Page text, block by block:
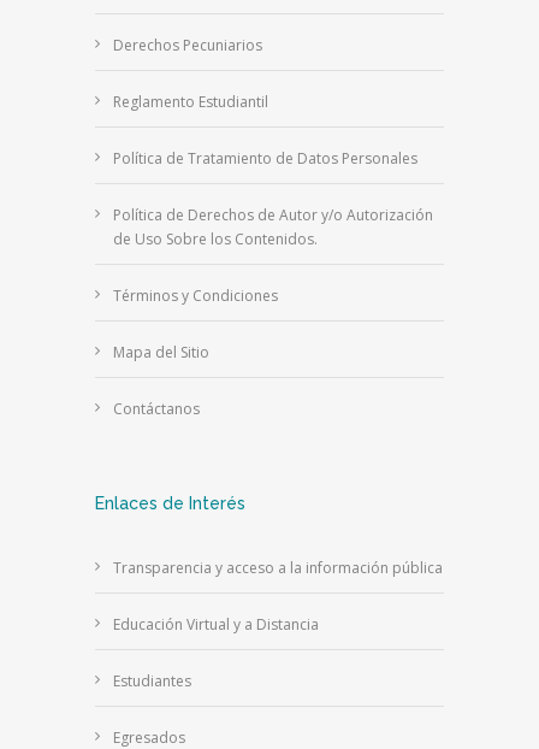
Derechos Pecuniarios
Reglamento Estudiantil
Política de Tratamiento de Datos Personales
Política de Derechos de Autor y/o Autorización
de Uso Sobre los Contenidos.
Términos y Condiciones
Mapa del Sitio
Contáctanos
Enlaces de Interés
Transparencia y acceso a la información pública
Educación Virtual y a Distancia
Estudiantes
Egresados